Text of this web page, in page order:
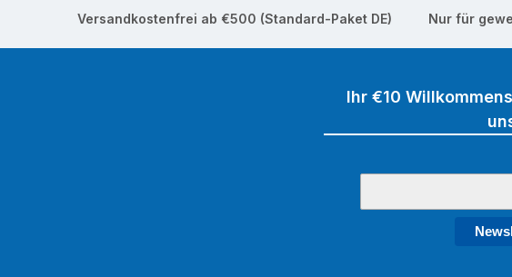
Versandkostenfrei ab €500 (Standard-Paket DE) Nur für
Ihr €10